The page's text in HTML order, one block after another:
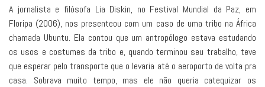
A jornalista e filósofa Lia Diskin, no Festival Mundial da Paz, em
Floripa (2006), nos presenteou com um caso de uma tribo na África
chamada Ubuntu. Ela contou que um antropólogo estava estudando
os usos e costumes da tribo e, quando terminou seu trabalho, teve
que esperar pelo transporte que o levaria até o aeroporto de volta pra
casa. Sobrava muito tempo, mas ele não queria catequizar os